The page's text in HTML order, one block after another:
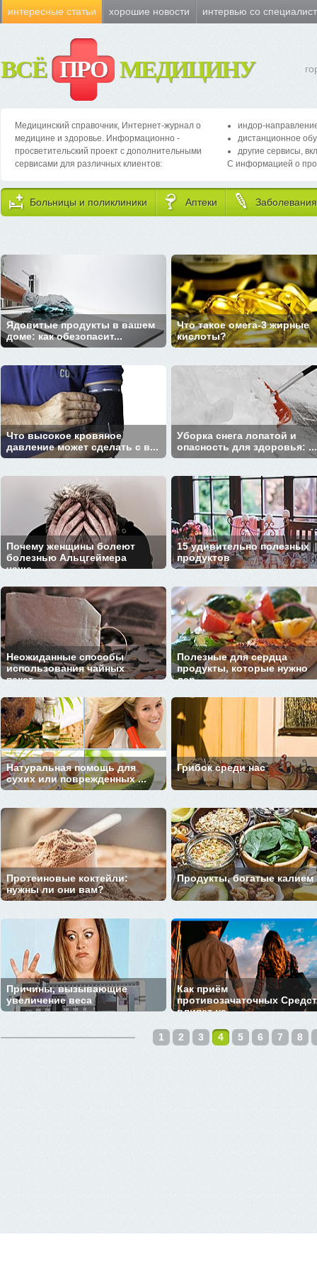
интересные статьи хорошие новости интервью со
ВСЁ ПРО МЕДИЦИНУ
Медицинский справочник, Интернет-журнал о
медицине и здоровье. Информационно -
просветительский проект с дополнительными
сервисами для различных клиентов:
индор-
дистанционное
другие сервисы,
С информацией о
Больницы и поликлиники Аптеки Заболевания
Ядовитые продукты в вашем
доме: как обезопасит...
Что такое омега-3 жирные
кислоты?
Что высокое кровяное
давление может сделать с в...
Уборка снега лопатой и
опасность для здоровья: ...
Почему женщины болеют
болезнью Альцгеймера
чаще...
15 удивительно полезных
продуктов
Неожиданные способы
использования чайных
пакет...
Полезные для сердца
продукты, которые нужно
дер...
Натуральная помощь для
сухих или поврежденных ...
Грибок среди нас
Протеиновые коктейли:
нужны ли они вам?
Продукты, богатые калием
Причины, вызывающие
увеличение веса
Как приём
противозачаточных
влияет на ...
1 2 3 4 5 6 7 8